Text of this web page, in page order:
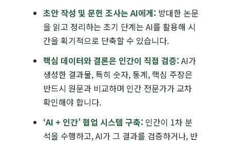
초안 작성 및 문헌 조사는 AI에게: 방대한 논문
을 읽고 정리하는 초기 단계는 AI를 활용해 시
간을 획기적으로 단축할 수 있습니다.
핵심 데이터와 결론은 인간이 직접 검증: AI가
생성한 결과물, 특히 숫자, 통계, 핵심 주장은
반드시 원문과 비교하며 인간 전문가가 교차
확인해야 합니다.
‘AI + 인간’ 협업 시스템 구축: 인간이 1차 분
석을 수행하고, AI가 그 결과를 검증하거나, 반